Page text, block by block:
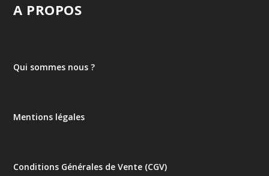
A PROPOS
Qui sommes nous ?
Mentions légales
Conditions Générales de Vente (CGV)